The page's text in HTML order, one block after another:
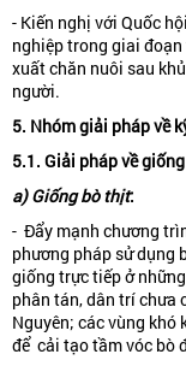
- Kiến nghị với Quốc
nghiệp trong giai
xuất chăn nuôi sau
người.
5. Nhóm giải pháp về
5.1. Giải pháp về giống
a)Giống bò thịt:
- Đẩy mạnh chương
phương pháp sử dụng
giống trực tiếp ở
phân tán, dân trí chưa
Nguyên; các vùng khó
để cải tạo tầm vóc bò